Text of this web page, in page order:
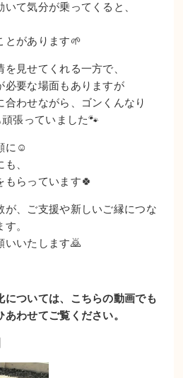
て気分が乗ってくると、
とがあります🌱
見せてくれる一方で、
必要な場面もありますが
わせながら、ゴンくんなり
張っていました🐾
に☺️
、
もらっています🍀
が、ご支援や新しいご縁につな
。
いいたします🙇
については、こちらの動画でも
あわせてご覧ください。